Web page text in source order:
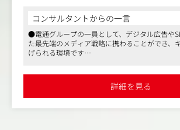
から実行・改善までをリードします。ター
イトを深く掘り下げ、「誰に・何を・どの
か」というストーリーを設計。データに基
と、メディアに関する専門知見を融合させ
ービスとユーザーをつなぐ架け橋となる役
コンサルタントからの一言
●電通グループの一員として、デジタル広告や
た最先端のメディア戦略に携わることができ、
げられる環境です
●柔軟な働き方が可能で、テレワークやフレッ
ながら、ワークライフバランスを保つことができ
詳細を見る